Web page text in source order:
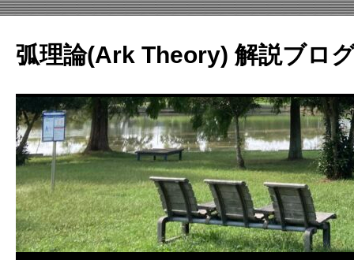
テ
ン
へ
ス
キ
ッ
プ
弧理論(Ark Theory) 解説ブロ